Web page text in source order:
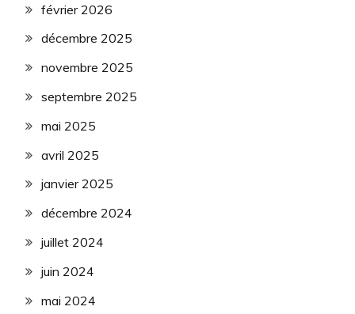
février 2026
décembre 2025
novembre 2025
septembre 2025
mai 2025
avril 2025
janvier 2025
décembre 2024
juillet 2024
juin 2024
mai 2024